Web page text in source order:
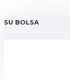
SU BOLSA